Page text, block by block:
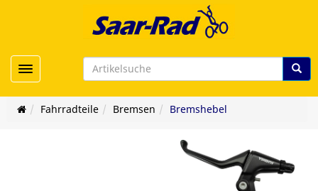
Toggle navigation
Fahrradteile Bremsen Bremshebel